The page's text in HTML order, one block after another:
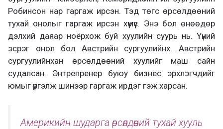
Робинсон нар гаргаж ирсэн. Тэд төгс өрсөлдөөний
тухай онолыг гаргаж ирсэн хүмүүс. Энэ бол өнөөдөр
дэлхий даяар ноёрхож буй хуулийн суурь нь. Үүний
эсрэг онол бол Австрийн сургуулийнх. Австрийн
сургуулийнхан өрсөлдөөний хуулийг маш сайн
судалсан. Энтрепренер буюу бизнес эрхлэгчдийг
юмыг үргэлж шинээр гаргаж ирдэг гэж харсан.
Америкийн шударга өрсөлдөөний тухай хууль